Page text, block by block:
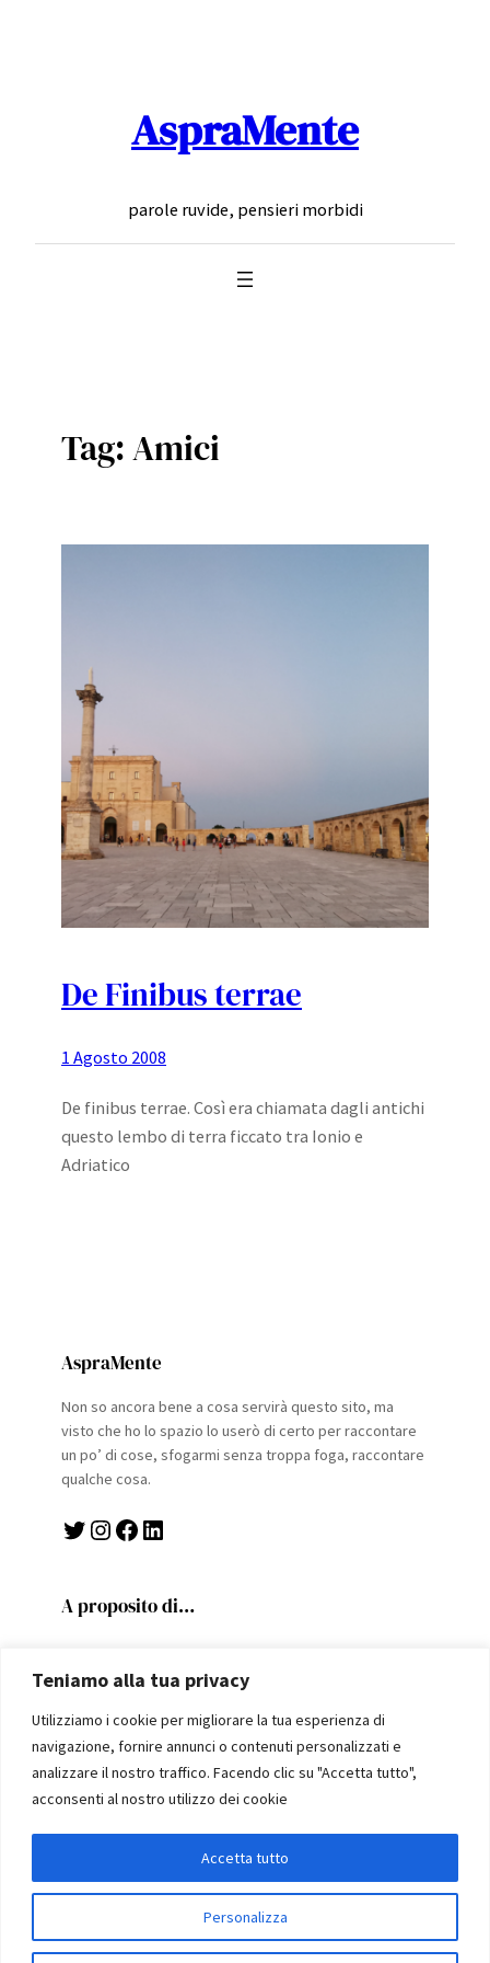
Teniamo alla tua privacy
Utilizziamo i cookie per migliorare la tua esperienza di
navigazione, fornire annunci o contenuti personalizzati e
analizzare il nostro traffico. Facendo clic su "Accetta tutto",
acconsenti al nostro utilizzo dei cookie
Personalizza
Accetta tutto
AspraMente
parole ruvide, pensieri morbidi
Tag:Amici
De Finibus terrae
1 Agosto 2008
De finibus terrae. Così era chiamata dagli antichi
questo lembo di terra ficcato tra Ionio e
Adriatico
AspraMente
Non so ancora bene a cosa servirà questo sito, ma
visto che ho lo spazio lo userò di certo per raccontare
un po’ di cose, sfogarmi senza troppa foga, raccontare
qualche cosa.
Twitter Instagram Facebook LinkedIn
A proposito di…
Fiorentina
Viaggi e scoperte
Utilità
Home
Copyright 2023 | A WordPress Theme BySuperbThemes